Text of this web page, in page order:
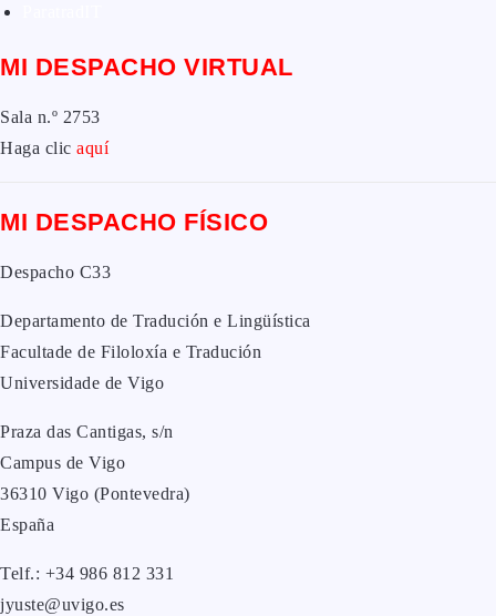
MI DESPACHO VIRTUAL
Sala n.º 2753
Haga clic aquí
MI DESPACHO FÍSICO
Despacho C33
Departamento de Tradución e Lingüística
Facultade de Filoloxía e Tradución
Universidade de Vigo
Praza das Cantigas, s/n
Campus de Vigo
36310 Vigo (Pontevedra)
España
Telf.: +34 986 812 331
jyuste@uvigo.es